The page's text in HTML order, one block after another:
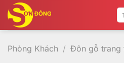
qua
nội
dung
Phòng Khách / Đôn gỗ trang